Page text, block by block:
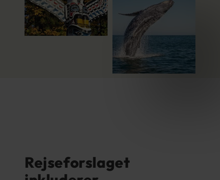
Rejseforslaget